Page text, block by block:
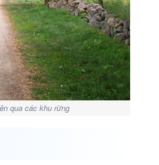
qua các khu rừng